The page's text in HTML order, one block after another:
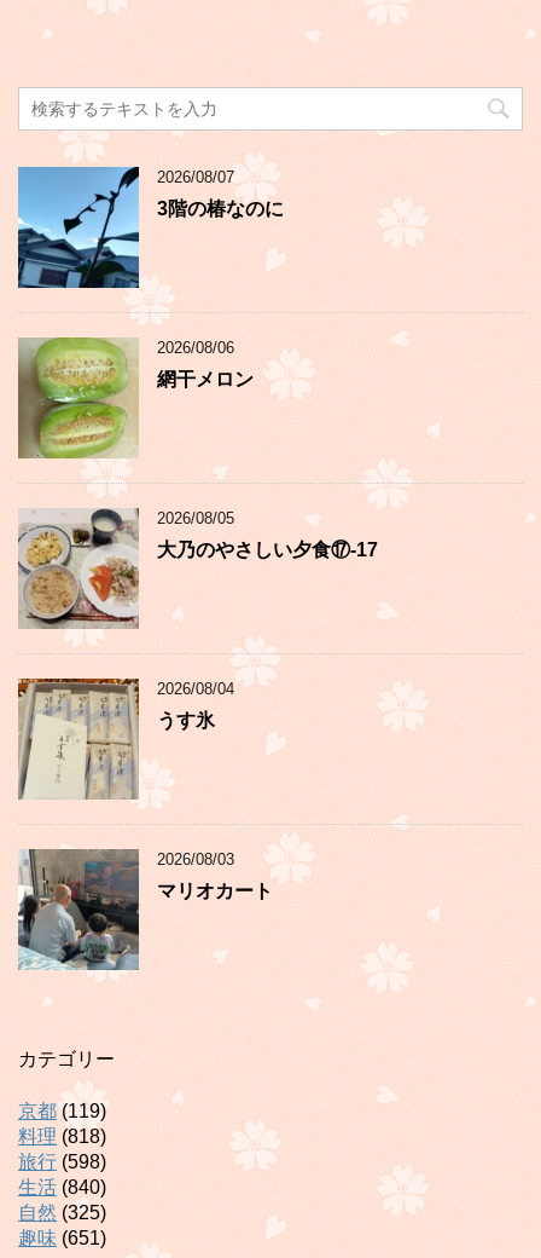
2026/08/07
3階の椿なのに
2026/08/06
網干メロン
2026/08/05
大乃のやさしい夕食⑰-17
2026/08/04
うす氷
2026/08/03
マリオカート
カテゴリー
京都(119)
料理 (818)
旅行 (598)
生活 (840)
自然 (325)
趣味 (651)